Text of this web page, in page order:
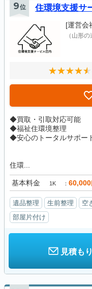
9位 住環境支援サ
[運営会
（山形の
◆買取・引取対応可能
◆福祉住環境整理
◆安心のトータルサポー
住環...
基本料金 1K 60,000
遺品整理 生前整理 空
部屋片付け
見積も